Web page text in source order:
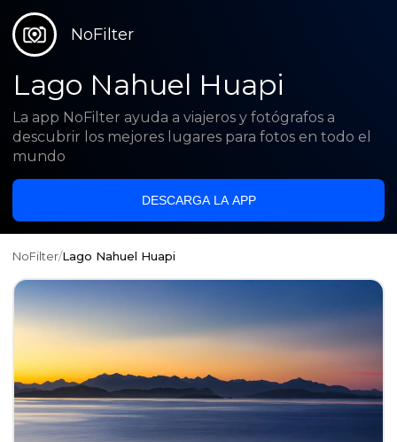
NoFilter
Lago Nahuel Huapi
La app NoFilter ayuda a viajeros y fotógrafos a
descubrir los mejores lugares para fotos en todo el
mundo
DESCARGA LA APP
NoFilter/Lago Nahuel Huapi